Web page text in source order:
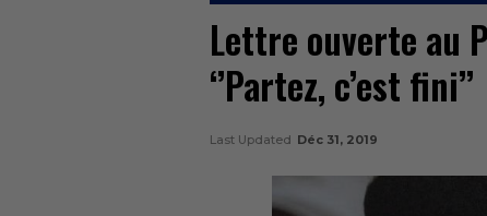
Lettre ouverte au
‘’Partez, c’est fini’’
Last Updated Déc 31, 2019